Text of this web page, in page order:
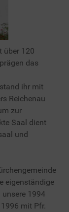
über 120
das
ihr mit
Reichenau
zur
Saal dient
und
eigenständige
1994
mit Pfr.